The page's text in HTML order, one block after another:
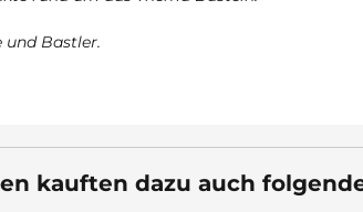
und Bastler.
kauften dazu auch